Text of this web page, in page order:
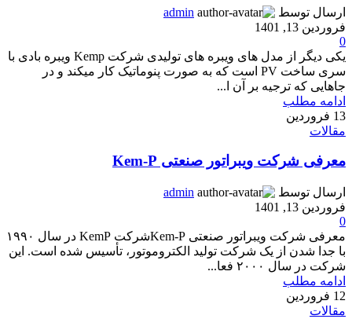
ارسال توسط
admin
فروردین 13, 1401
0
یکی دیگر از مدل های ویبره های تولیدی شرکت Kemp ویبره بادی با
سری ساخت PV است که به صورت پنوماتیک کار میکند و در
جاهایی که ترجیه بر آن ا...
ادامه مطلب
13 فروردین
مقالات
معرفی شرکت ویبراتور صنعتی Kem-P
ارسال توسط
admin
فروردین 13, 1401
0
معرفی شرکت ویبراتور صنعتی Kem-Pشرکت KemP در سال ۱۹۹۰
با جدا شدن از یک شرکت تولید الکتروموتور، تأسیس شده است. این
شرکت در سال ۲۰۰۰ فعا...
ادامه مطلب
12 فروردین
مقالات